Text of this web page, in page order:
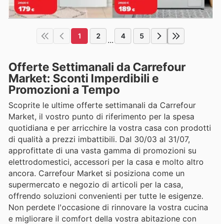
1 2 ... 4 5
Offerte Settimanali da Carrefour
Market: Sconti Imperdibili e
Promozioni a Tempo
Scoprite le ultime offerte settimanali da Carrefour
Market, il vostro punto di riferimento per la spesa
quotidiana e per arricchire la vostra casa con prodotti
di qualità a prezzi imbattibili. Dal 30/03 al 31/07,
approfittate di una vasta gamma di promozioni su
elettrodomestici, accessori per la casa e molto altro
ancora. Carrefour Market si posiziona come un
supermercato e negozio di articoli per la casa,
offrendo soluzioni convenienti per tutte le esigenze.
Non perdete l'occasione di rinnovare la vostra cucina
e migliorare il comfort della vostra abitazione con